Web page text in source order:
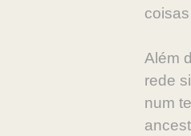
Além
rede
num